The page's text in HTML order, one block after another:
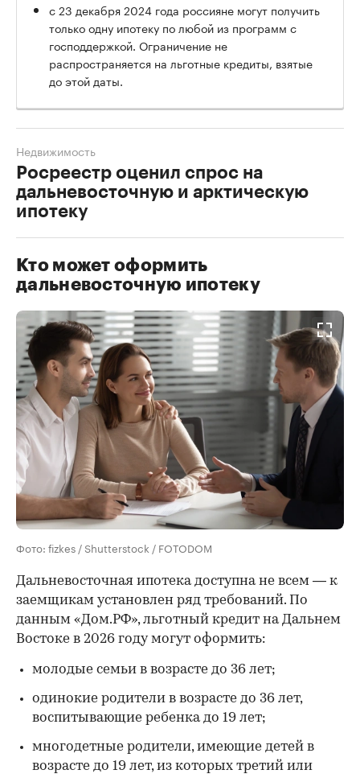
с 23 декабря 2024 года россияне могут получить
только одну ипотеку по любой из программ с
господдержкой. Ограничение не
распространяется на льготные кредиты, взятые
до этой даты.
Росреестр оценил спрос на
дальневосточную и арктическую
ипотеку
Недвижимость
Кто может оформить
дальневосточную ипотеку
Фото: fizkes / Shutterstock / FOTODOM
Дальневосточная ипотека доступна не всем — к
заемщикам установлен ряд требований. По
данным «Дом.РФ», льготный кредит на Дальнем
Востоке в 2026 году могут оформить:
молодые семьи в возрасте до 36 лет;
одинокие родители в возрасте до 36 лет,
воспитывающие ребенка до 19 лет;
многодетные родители, имеющие детей в
возрасте до 19 лет, из которых третий или